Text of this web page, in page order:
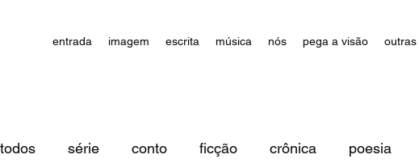
entrada imagem escrita música nós pega a visão outras
todos série conto ficção crônica poesia